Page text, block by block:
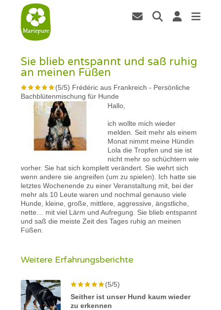
Sie blieb entspannt und saß ruhig
an meinen Füßen
(5/5) Frédéric aus Frankreich - Persönliche
Bachblütenmischung für Hunde
Hallo,
ich wollte mich wieder
melden. Seit mehr als einem
Monat nimmt meine Hündin
Lola die Tropfen und sie ist
nicht mehr so schüchtern wie
vorher. Sie hat sich komplett verändert. Sie wehrt sich
wenn andere sie angreifen (um zu spielen). Ich hatte sie
letztes Wochenende zu einer Veranstaltung mit, bei der
mehr als 10 Leute waren und nochmal genauso viele
Hunde, kleine, große, mittlere, aggressive, ängstliche,
nette… mit viel Lärm und Aufregung. Sie blieb entspannt
und saß die meiste Zeit des Tages ruhig an meinen
Füßen.
Weitere Erfahrungsberichte
(5/5)
Seither ist unser Hund kaum wieder
zu erkennen